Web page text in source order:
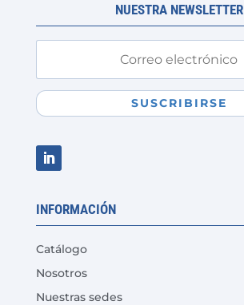
NUESTRA NEWSLETTER
SUSCRIBIRSE
INFORMACIÓN
Catálogo
Nosotros
Nuestras sedes